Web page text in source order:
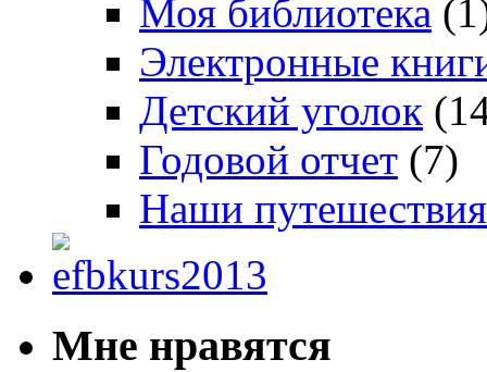
Моя библиотека
Электронные
Детский уголок
Годовой отчет (7)
Наши путешествия
Мне нравятся